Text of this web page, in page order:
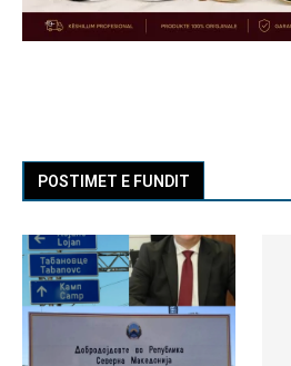
POSTIMET E FUNDIT